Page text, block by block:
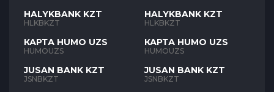
HALYKBANK KZT
HLKBKZT
КАРТА HUMO UZS
HUMOUZS
JUSAN BANK KZT
JSNBKZT
HALYKBANK KZT
HLKBKZT
КАРТА HUMO UZS
HUMOUZS
JUSAN BANK KZT
JSNBKZT